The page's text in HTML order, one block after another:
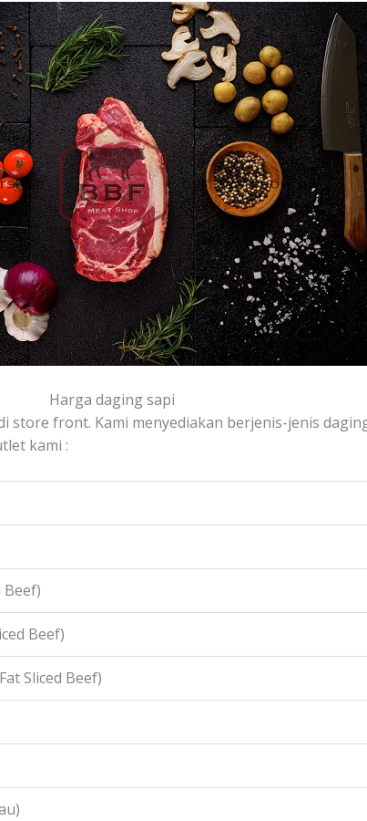
Harga daging sapi
store front. Kami menyediakan berjenis-jenis
kami :
Beef)
Beef)
Sliced Beef)